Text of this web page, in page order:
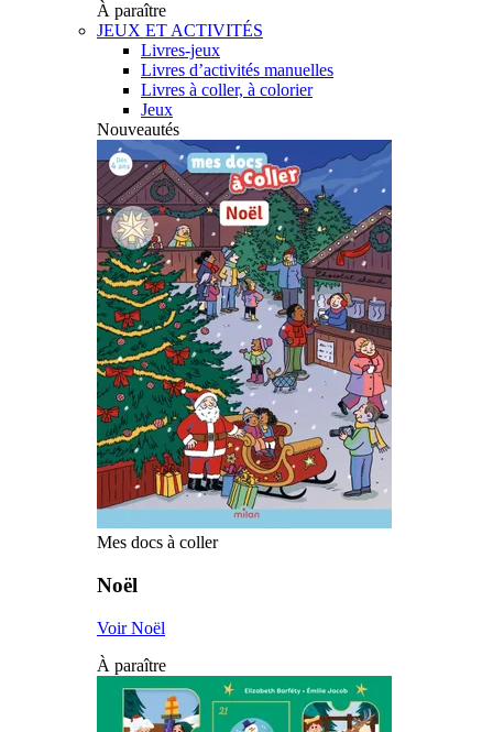
À paraître
JEUX ET ACTIVITÉS
Livres-jeux
Livres d’activités manuelles
Livres à coller, à colorier
Jeux
Nouveautés
Mes docs à coller
Noël
Voir Noël
À paraître